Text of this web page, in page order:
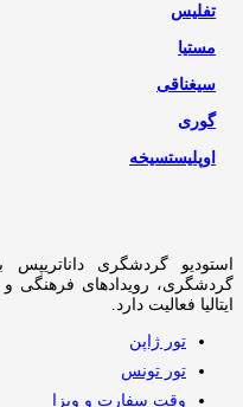
تفلیس
مستیا
سیغناقی
گوری
اوپلیستسیخه
استودیو گردشگری
گردشگری، رویدادهای فرهنگی
ایتالیا فعالیت دارد.
تور ژاپن
تور تونس
وقت سفارت و ویزا